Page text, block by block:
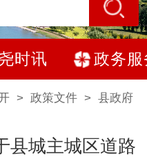
时讯 政务服
> 政策文件> 县政府
县城主城区道路